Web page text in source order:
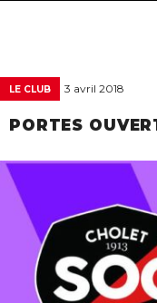
LE CLUB 3 avril 2018
PORTES